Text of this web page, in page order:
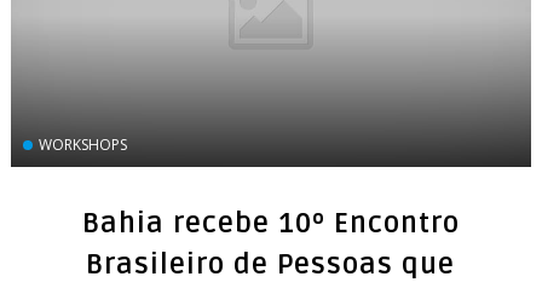
WORKSHOPS
Bahia recebe 10º Encontro
Brasileiro de Pessoas que